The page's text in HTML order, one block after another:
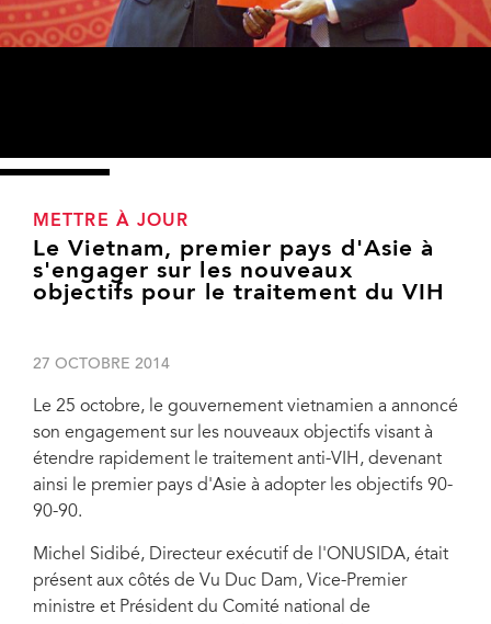
nouveaux objectifs visant à étendre rapidement le traitement anti-VIH, devenant
METTRE À JOUR
Le Vietnam, premier pays d'Asie à
s'engager sur les nouveaux
objectifs pour le traitement du VIH
27 OCTOBRE 2014
Le 25 octobre, le gouvernement vietnamien a annoncé
son engagement sur les nouveaux objectifs visant à
étendre rapidement le traitement anti-VIH, devenant
ainsi le premier pays d'Asie à adopter les objectifs 90-
90-90.
Michel Sidibé, Directeur exécutif de l'ONUSIDA, était
présent aux côtés de Vu Duc Dam, Vice-Premier
ministre et Président du Comité national de